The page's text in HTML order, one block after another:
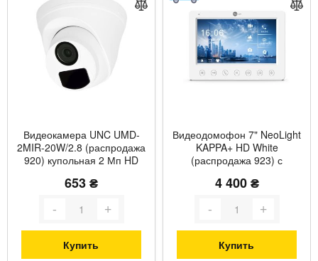
Видеокамера UNC UMD-
2MIR-20W/2.8 (распродажа
920) купольная 2 Мп HD
видеонаблюдения
653 ₴
Купить
Видеодомофон 7" NeoLight
KAPPA+ HD White
(распродажа 923) с
записью видео
4 400 ₴
Купить